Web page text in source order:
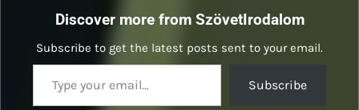
Discover more from SzövetIrodalom
Subscribe to get the latest posts sent to your email.
Type your email…
Subscribe